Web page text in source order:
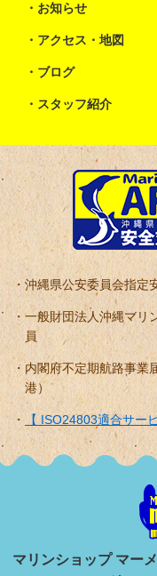
お知らせ
アクセス・地図
ブログ
スタッフ紹介
沖縄県公安委員会指定
一般財団法人沖縄マリ
員
内閣府不定期航路事業
港）
【 ISO24803適合サー
マリンショップ マー